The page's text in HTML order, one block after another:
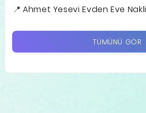
Ahmet Yesevi Evden Eve
TÜMÜNÜ GÖR